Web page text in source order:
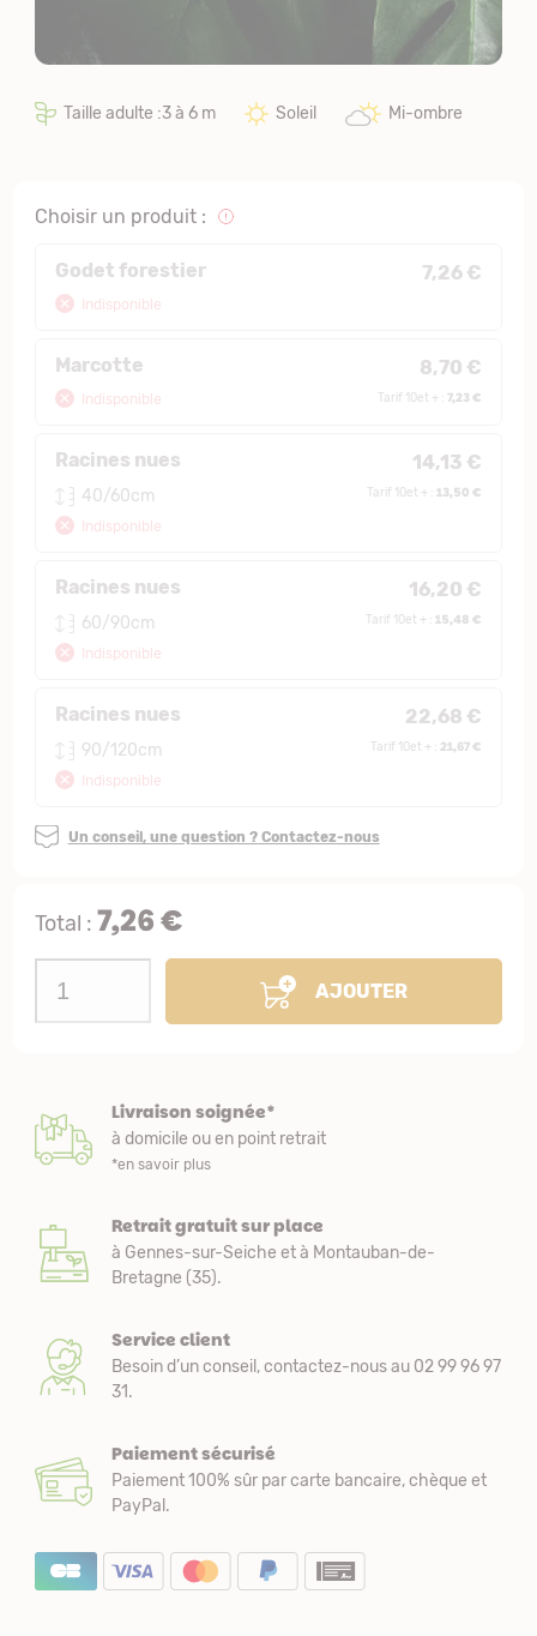
Taille adulte :3 à 6 m Soleil Mi-ombre
Choisir un produit :
Godet forestier 7,26 €
Indisponible
Marcotte 8,70 €
Indisponible Tarif 10et + :7,23 €
Racines nues 14,13 €
40/60cm
Indisponible
Tarif 10et + :13,50 €
Racines nues 16,20 €
60/90cm
Indisponible
Tarif 10et + :15,48 €
Racines nues 22,68 €
90/120cm
Indisponible
Tarif 10et + : 21,67 €
Un conseil, une question ? Contactez-nous
Total : 7,26 €
AJOUTER
Livraison soignée*
à domicile ou en point retrait
*en savoir plus
Retrait gratuit sur place
à Gennes-sur-Seiche et à Montauban-de-
Bretagne (35).
Service client
Besoin d’un conseil, contactez-nous au 02 99 96 97
31.
Paiement sécurisé
Paiement 100% sûr par carte bancaire, chèque et
PayPal.